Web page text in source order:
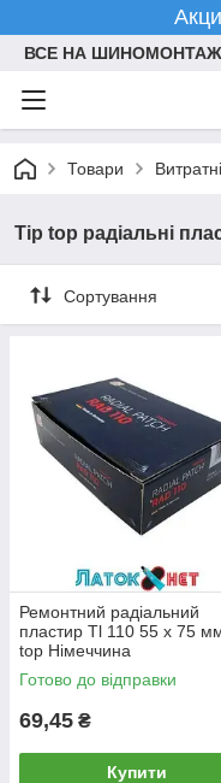
ВСЕ НА ШИНОМОНТАЖ
Товари
Tip top радіальні
Сортування
Ремонтний радіальний
пластир Tl 110 55 х 75
top Німеччина
Готово до відправки
69,45 ₴
Купити